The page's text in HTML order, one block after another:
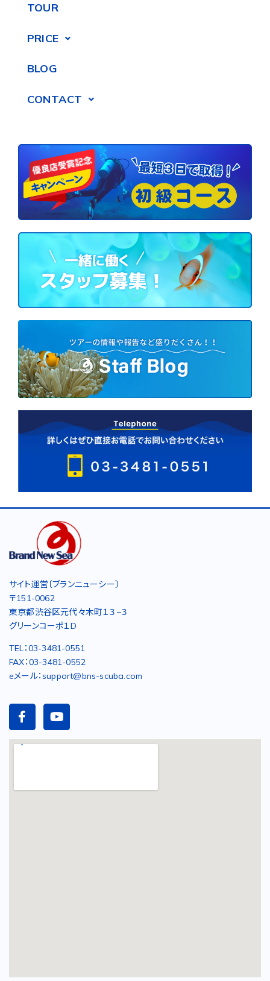
TOUR
PRICE
BLOG
CONTACT
サイト運営〔ブランニューシー〕
〒151-0062
東京都渋谷区元代々木町１３−３
グリーンコーポ１D
TEL：03-3481-0551
FAX：03-3481-0552
eメール：support@bns-scuba.com